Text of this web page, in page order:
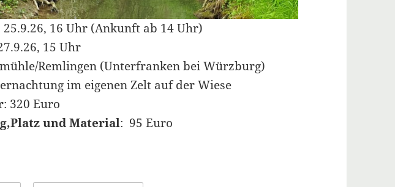
25.9.26, 16 Uhr (Ankunft ab 14 Uhr)
15 Uhr
Remlingen (Unterfranken bei Würzburg)
im eigenen Zelt auf der Wiese
: 320 Euro
und Material: 95 Euro